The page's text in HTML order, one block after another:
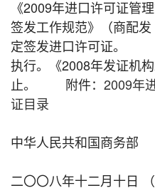
《2009年进口许可证管
签发工作规范》（商配
定签发进口许可证。
执行。《2008年发证机
止。 附件： 2009年
证目录
中华人民共和国商务部
二〇〇八年十二月十日 （